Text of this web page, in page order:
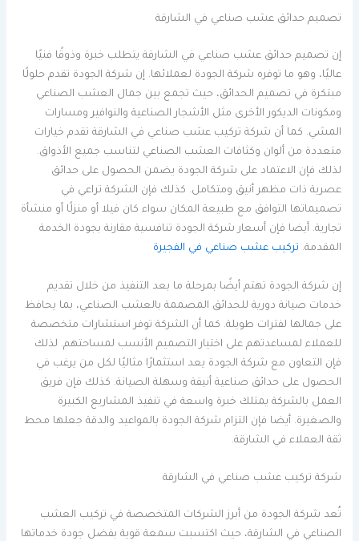
تصميم حدائق عشب صناعي في الشارقة
إن تصميم حدائق عشب صناعي في الشارقة يتطلب خبرة وذوقًا فنيًا
عاليًا، وهو ما توفره شركة الجودة لعملائها. إن شركة الجودة تقدم حلولًا
مبتكرة في تصميم الحدائق، حيث تجمع بين جمال العشب الصناعي
ومكونات الديكور الأخرى مثل الأشجار الصناعية والنوافير ومسارات
المشي. كما أن شركة تركيب عشب صناعي في الشارقة تقدم خيارات
متعددة من ألوان وكثافات العشب الصناعي لتناسب جميع الأذواق.
لذلك فإن الاعتماد على شركة الجودة يضمن الحصول على حدائق
عصرية ذات مظهر أنيق ومتكامل. كذلك فإن الشركة تراعي في
تصميماتها التوافق مع طبيعة المكان سواء كان فيلا أو منزلًا أو منشأة
تجارية. أيضا فإن أسعار شركة الجودة تنافسية مقارنة بجودة الخدمة
المقدمة. تركيب عشب صناعي في الفجيرة
إن شركة الجودة تهتم أيضًا بمرحلة ما بعد التنفيذ من خلال تقديم
خدمات صيانة دورية للحدائق المصممة بالعشب الصناعي، بما يحافظ
على جمالها لفترات طويلة. كما أن الشركة توفر استشارات متخصصة
للعملاء لمساعدتهم على اختيار التصميم الأنسب لمساحتهم. لذلك
فإن التعاون مع شركة الجودة يعد استثمارًا مثاليًا لكل من يرغب في
الحصول على حدائق صناعية أنيقة وسهلة الصيانة. كذلك فإن فريق
العمل بالشركة يمتلك خبرة واسعة في تنفيذ المشاريع الكبيرة
والصغيرة. أيضا فإن التزام شركة الجودة بالمواعيد والدقة جعلها محط
ثقة العملاء في الشارقة.
شركة تركيب عشب صناعي في الشارقة
تُعد شركة الجودة من أبرز الشركات المتخصصة في تركيب العشب
الصناعي في الشارقة، حيث اكتسبت سمعة قوية بفضل جودة خدماتها